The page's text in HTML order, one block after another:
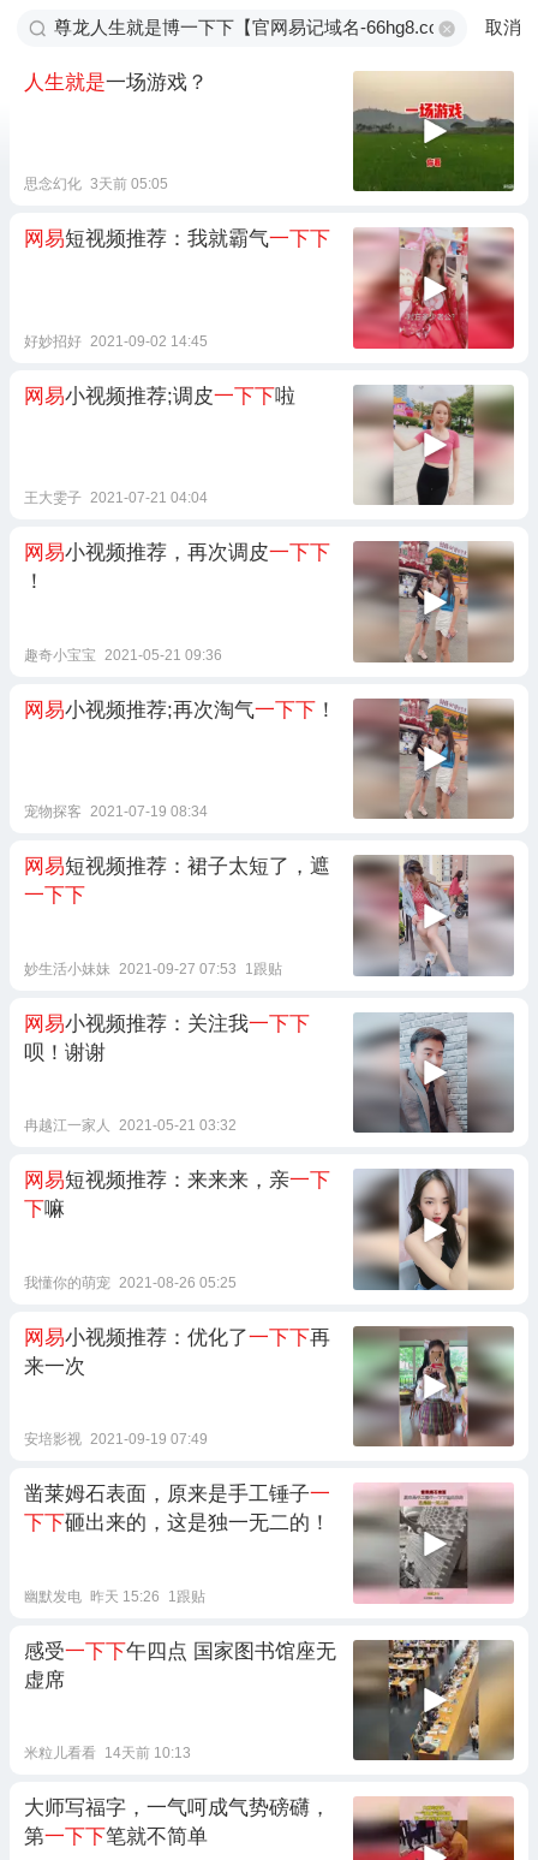
取消
人生就是一场游戏？
思念幻化 3天前 05:05
网易短视频推荐：我就霸气一下下
好妙招好 2021-09-02 14:45
网易小视频推荐;调皮一下下啦
王大雯子 2021-07-21 04:04
网易小视频推荐，再次调皮一下下
！
趣奇小宝宝 2021-05-21 09:36
网易小视频推荐;再次淘气一下下 ！
宠物探客 2021-07-19 08:34
网易短视频推荐：裙子太短了，遮
一下下
妙生活小妹妹 2021-09-27 07:53 1跟贴
网易小视频推荐：关注我一下下
呗！谢谢
冉越江一家人 2021-05-21 03:32
网易短视频推荐：来来来，亲一下
下嘛
我懂你的萌宠 2021-08-26 05:25
网易小视频推荐：优化了一下下再
来一次
安培影视 2021-09-19 07:49
凿莱姆石表面，原来是手工锤子一
下下砸出来的，这是独一无二的！
幽默发电 昨天 15:26 1跟贴
感受一下下午四点 国家图书馆座无
虚席
米粒儿看看 14天前 10:13
大师写福字，一气呵成气势磅礴，
第一下下笔就不简单